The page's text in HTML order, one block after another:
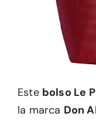
Este bolso Le
la marca Don